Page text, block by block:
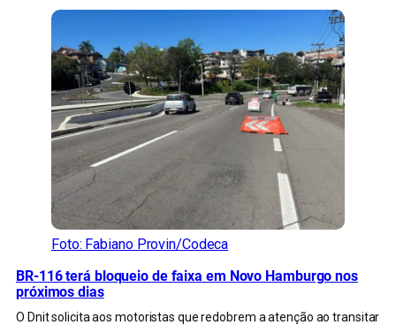
Foto: Fabiano Provin/Codeca
BR-116 terá bloqueio de faixa em Novo Hamburgo nos
próximos dias
O Dnit solicita aos motoristas que redobrem a atenção ao transitar